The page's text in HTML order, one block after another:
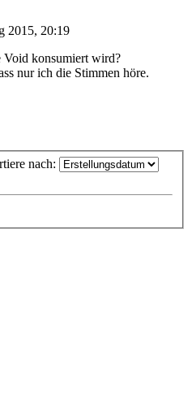
2015, 20:19
Void konsumiert wird?
nur ich die Stimmen höre.
nach: